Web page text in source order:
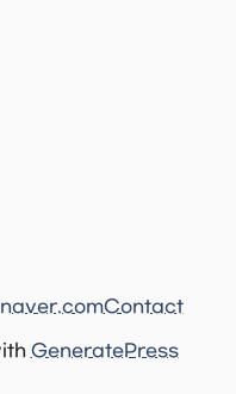
GeneratePress
Contact